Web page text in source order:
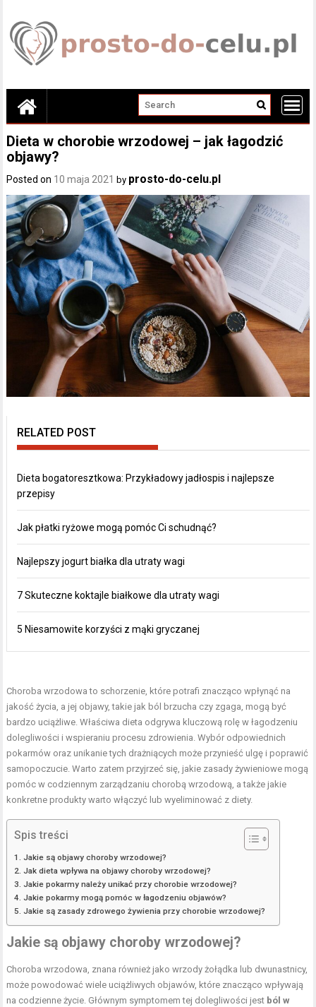
content
Dieta w chorobie wrzodowej – jak łagodzić
objawy?
Posted on 10 maja 2021 by prosto-do-celu.pl
RELATED POST
Dieta bogatoresztkowa: Przykładowy jadłospis i najlepsze
przepisy
Jak płatki ryżowe mogą pomóc Ci schudnąć?
Najlepszy jogurt białka dla utraty wagi
7 Skuteczne koktajle białkowe dla utraty wagi
5 Niesamowite korzyści z mąki gryczanej
Choroba wrzodowa to schorzenie, które potrafi znacząco wpłynąć na
jakość życia, a jej objawy, takie jak ból brzucha czy zgaga, mogą być
bardzo uciążliwe. Właściwa dieta odgrywa kluczową rolę w łagodzeniu
dolegliwości i wspieraniu procesu zdrowienia. Wybór odpowiednich
pokarmów oraz unikanie tych drażniących może przynieść ulgę i poprawić
samopoczucie. Warto zatem przyjrzeć się, jakie zasady żywieniowe mogą
pomóc w codziennym zarządzaniu chorobą wrzodową, a także jakie
konkretne produkty warto włączyć lub wyeliminować z diety.
Spis treści
Jakie są objawy choroby wrzodowej?
Jak dieta wpływa na objawy choroby wrzodowej?
Jakie pokarmy należy unikać przy chorobie wrzodowej?
Jakie pokarmy mogą pomóc w łagodzeniu objawów?
Jakie są zasady zdrowego żywienia przy chorobie wrzodowej?
Jakie są objawy choroby wrzodowej?
Choroba wrzodowa, znana również jako wrzody żołądka lub dwunastnicy,
może powodować wiele uciążliwych objawów, które znacząco wpływają
na codzienne życie. Głównym symptomem tej dolegliwości jest ból w